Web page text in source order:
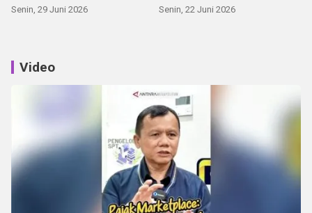
Senin, 29 Juni 2026 Senin, 22 Juni 2026
Video